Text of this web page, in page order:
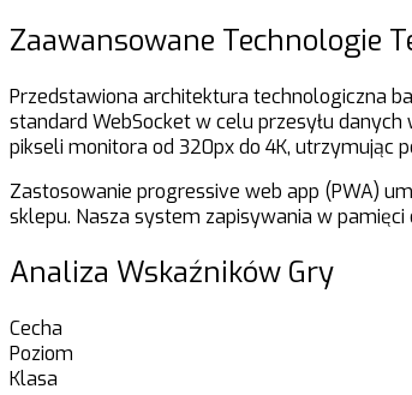
Zaawansowane Technologie
Przedstawiona architektura technologiczna
standard WebSocket w celu przesyłu
pikseli monitora od 320px do 4K, utrzymując
Zastosowanie progressive web app (PWA)
sklepu. Nasza system zapisywania w
Analiza Wskaźników Gry
Cecha
Poziom
Klasa